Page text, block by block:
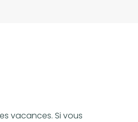
vacances. Si vous